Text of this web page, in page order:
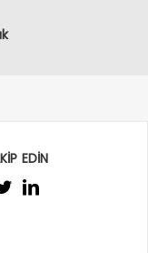
EDİN